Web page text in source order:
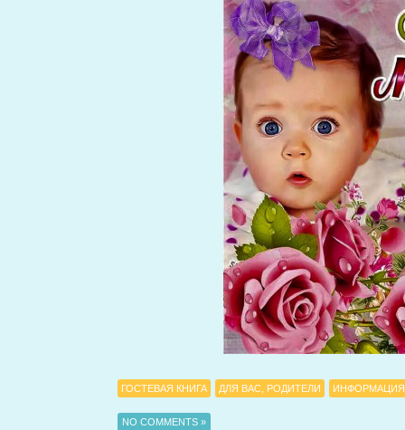
ГОСТЕВАЯ КНИГА ДЛЯ ВАС, РОДИТЕЛИ ИНФОРМАЦИЯ
NO COMMENTS »